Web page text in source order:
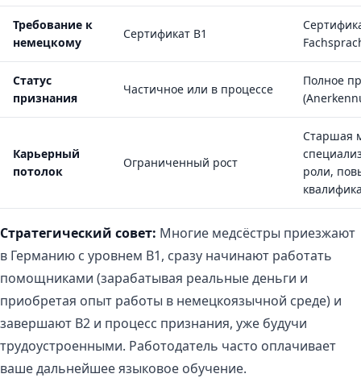
Требование к
немецкому
Сертификат B1
Статус
признания
Частичное или в процессе
Полное
Карьерный
потолок
Ограниченный рост
Старшая
роли,
Стратегический совет: Многие медсёстры приезжают
в Германию с уровнем B1, сразу начинают работать
помощниками (зарабатывая реальные деньги и
приобретая опыт работы в немецкоязычной среде) и
завершают B2 и процесс признания, уже будучи
трудоустроенными. Работодатель часто оплачивает
ваше дальнейшее языковое обучение.